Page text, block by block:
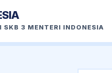
SKB 3 MENTERI INDONESIA